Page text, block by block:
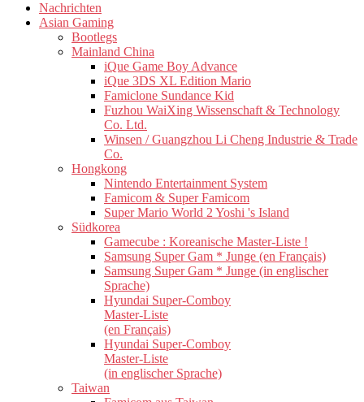
Nachrichten
Asian Gaming
Bootlegs
Mainland China
iQue Game Boy Advance
iQue 3DS XL Edition Mario
Famiclone Sundance Kid
Fuzhou WaiXing Wissenschaft & Technology
Co. Ltd.
Winsen / Guangzhou Li Cheng Industrie & Trade
Co.
Hongkong
Nintendo Entertainment System
Famicom & Super Famicom
Super Mario World 2 Yoshi 's Island
Südkorea
Gamecube : Koreanische Master-Liste !
Samsung Super Gam * Junge (en Français)
Samsung Super Gam * Junge (in englischer
Sprache)
Hyundai Super-Comboy
Master-Liste
(en Français)
Hyundai Super-Comboy
Master-Liste
(in englischer Sprache)
Taiwan